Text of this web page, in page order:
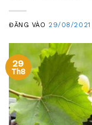
ĐĂNG VÀO 29/08/2021
29
Th8